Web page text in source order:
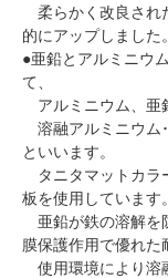
柔らかく改良され
的にアップしました。
●亜鉛とアルミニウ
て、
アルミニウム、亜
溶融アルミニウム
といいます。
タニタマットカラ
板を使用しています。
亜鉛が鉄の溶解を
膜保護作用で優れた
使用環境により溶